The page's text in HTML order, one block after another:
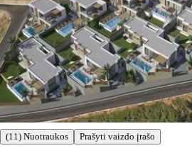
(11) Nuotraukos Prašyti vaizdo įrašo